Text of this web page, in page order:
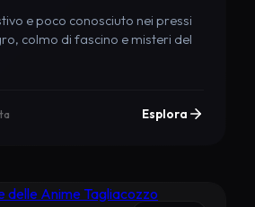
e poco conosciuto nei pressi
colmo di fascino e misteri del
Esplora